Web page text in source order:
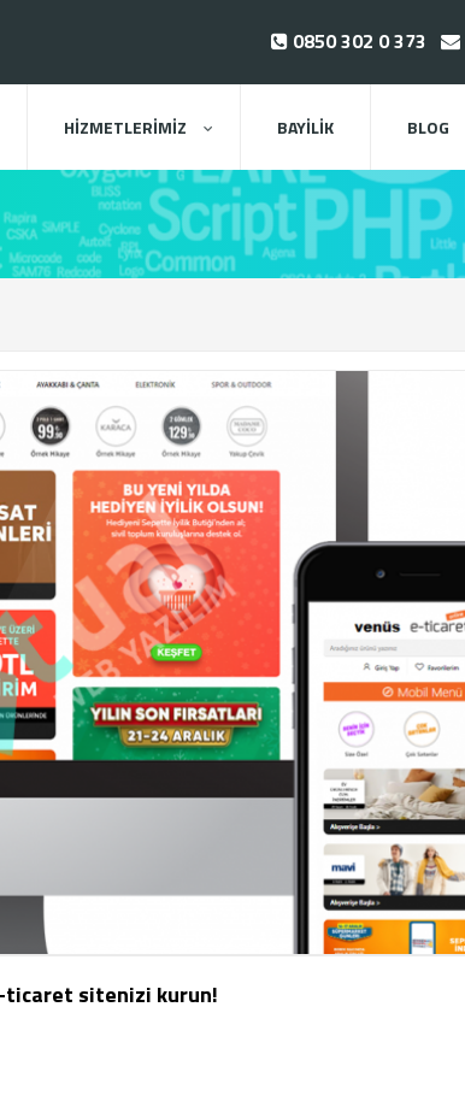
0850 302 0 373
HİZMETLERİMİZ BAYİLİK BLOG
ticaret sitenizi kurun!